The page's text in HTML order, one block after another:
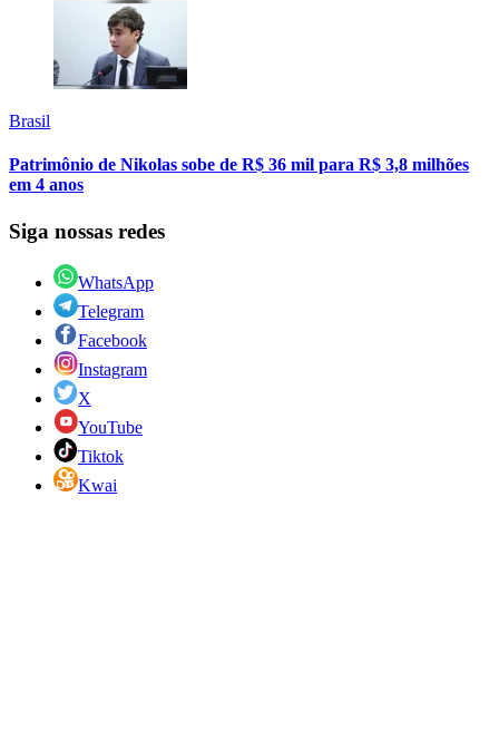
Brasil
Patrimônio de Nikolas sobe de R$ 36 mil para R$ 3,8 milhões
em 4 anos
Siga nossas redes
WhatsApp
Telegram
Facebook
Instagram
X
YouTube
Tiktok
Kwai